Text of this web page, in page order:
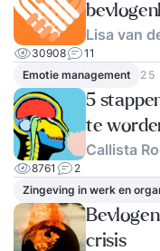
Lisa van
30908
11
Emotie management
25
5
te
Callista
8761
2
Zingeving in werk en
crisis